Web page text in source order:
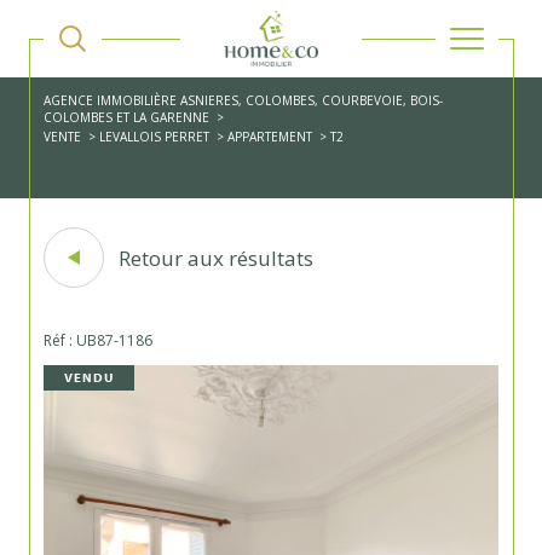
AGENCE IMMOBILIÈRE ASNIERES, COLOMBES, COURBEVOIE, BOIS-
COLOMBES ET LA GARENNE
VENTE
LEVALLOIS PERRET APPARTEMENT T2
Retour aux résultats
Réf : UB87-1186
VENDU